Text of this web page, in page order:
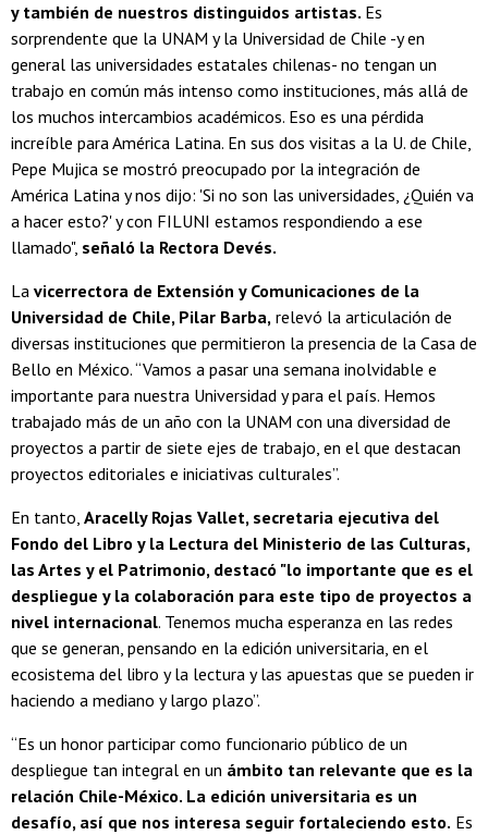
y también de nuestros distinguidos artistas. Es
sorprendente que la UNAM y la Universidad de Chile -y en
general las universidades estatales chilenas- no tengan un
trabajo en común más intenso como instituciones, más allá de
los muchos intercambios académicos. Eso es una pérdida
increíble para América Latina. En sus dos visitas a la U. de Chile,
Pepe Mujica se mostró preocupado por la integración de
América Latina y nos dijo: 'Si no son las universidades, ¿Quién va
a hacer esto?' y con FILUNI estamos respondiendo a ese
llamado", señaló la Rectora Devés.
La vicerrectora de Extensión y Comunicaciones de la
Universidad de Chile, Pilar Barba, relevó la articulación de
diversas instituciones que permitieron la presencia de la Casa de
Bello en México. “Vamos a pasar una semana inolvidable e
importante para nuestra Universidad y para el país. Hemos
trabajado más de un año con la UNAM con una diversidad de
proyectos a partir de siete ejes de trabajo, en el que destacan
proyectos editoriales e iniciativas culturales”.
En tanto, Aracelly Rojas Vallet, secretaria ejecutiva del
Fondo del Libro y la Lectura del Ministerio de las Culturas,
las Artes y el Patrimonio, destacó "lo importante que es el
despliegue y la colaboración para este tipo de proyectos a
nivel internacional. Tenemos mucha esperanza en las redes
que se generan, pensando en la edición universitaria, en el
ecosistema del libro y la lectura y las apuestas que se pueden ir
haciendo a mediano y largo plazo”.
“Es un honor participar como funcionario público de un
despliegue tan integral en un ámbito tan relevante que es la
relación Chile-México. La edición universitaria es un
desafío, así que nos interesa seguir fortaleciendo esto. Es